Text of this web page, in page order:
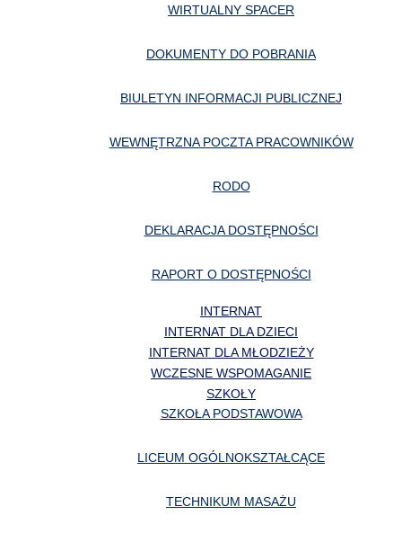
WIRTUALNY SPACER
DOKUMENTY DO POBRANIA
BIULETYN INFORMACJI PUBLICZNEJ
WEWNĘTRZNA POCZTA PRACOWNIKÓW
RODO
DEKLARACJA DOSTĘPNOŚCI
RAPORT O DOSTĘPNOŚCI
INTERNAT
INTERNAT DLA DZIECI
INTERNAT DLA MŁODZIEŻY
WCZESNE WSPOMAGANIE
SZKOŁY
SZKOŁA PODSTAWOWA
LICEUM OGÓLNOKSZTAŁCĄCE
TECHNIKUM MASAŻU